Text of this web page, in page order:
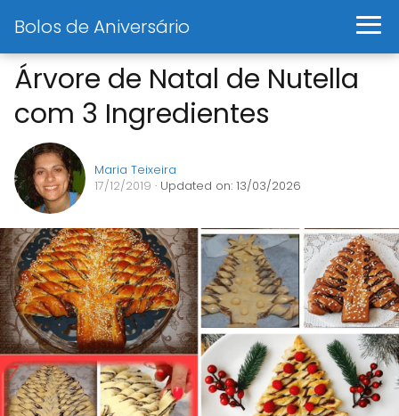
Bolos de Aniversário
Árvore de Natal de Nutella
com 3 Ingredientes
Maria Teixeira
17/12/2019 · Updated on: 13/03/2026